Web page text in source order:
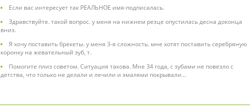
Если вас интересует так РЕАЛЬНОЕ имя-подписалась.
Здравствуйте. такой вопрос. у меня на нижнем резце опустилась десна доконца
вниз.
Я хочу поставить брекеты. у меня 3-я сложность. мне хотят поставить серебряную
коронку на жевательный зуб, т.
Помогите плиз советом. Ситуация такова. Мне 34 года, с зубами не повезло с
детства, что только не делали и лечили и эмалями покрывали...